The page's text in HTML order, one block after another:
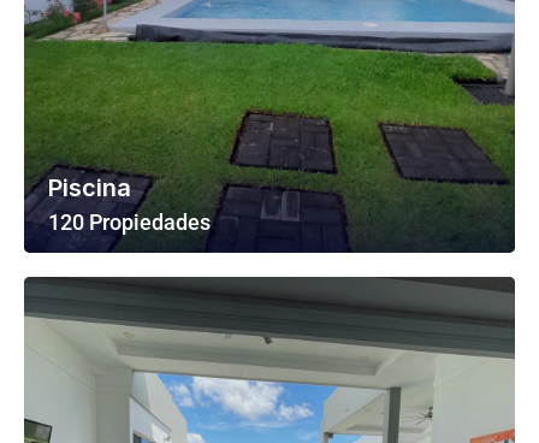
Piscina
120 Propiedades
Ver Todas Las Propiedades